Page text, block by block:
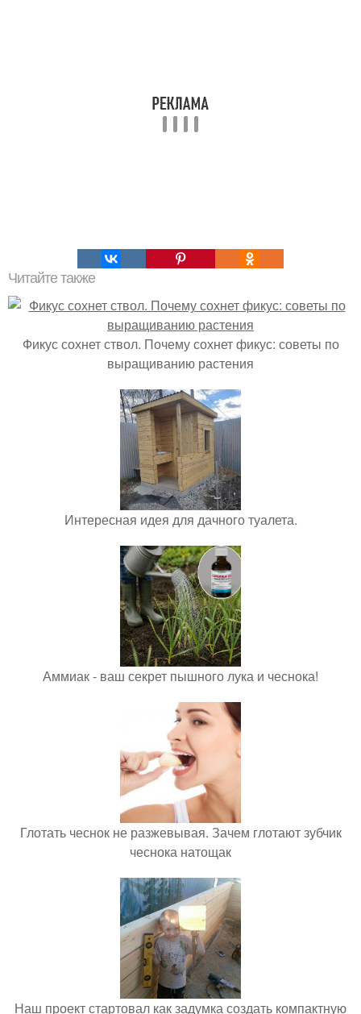
Читайте также
Фикус сохнет ствол. Почему сохнет фикус: советы по
выращиванию растения
Интересная идея для дачного туалета.
Аммиак - ваш секрет пышного лука и чеснока!
Глотать чеснок не разжевывая. Зачем глотают зубчик
чеснока натощак
Наш проект стартовал как задумка создать компактную